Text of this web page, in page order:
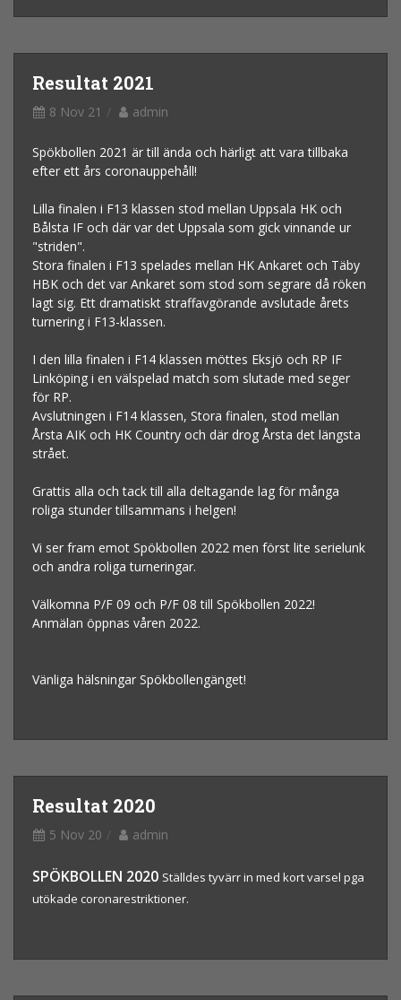
Resultat 2021
8 Nov 21 admin
Spökbollen 2021 är till ända och härligt att vara tillbaka
efter ett års coronauppehåll!
Lilla finalen i F13 klassen stod mellan Uppsala HK och
Bålsta IF och där var det Uppsala som gick vinnande ur
"striden".
Stora finalen i F13 spelades mellan HK Ankaret och Täby
HBK och det var Ankaret som stod som segrare då röken
lagt sig. Ett dramatiskt straffavgörande avslutade årets
turnering i F13-klassen.
I den lilla finalen i F14 klassen möttes Eksjö och RP IF
Linköping i en välspelad match som slutade med seger
för RP.
Avslutningen i F14 klassen, Stora finalen, stod mellan
Årsta AIK och HK Country och där drog Årsta det längsta
strået.
Grattis alla och tack till alla deltagande lag för många
roliga stunder tillsammans i helgen!
Vi ser fram emot Spökbollen 2022 men först lite serielunk
och andra roliga turneringar.
Välkomna P/F 09 och P/F 08 till Spökbollen 2022!
Anmälan öppnas våren 2022.
Vänliga hälsningar Spökbollengänget!
Resultat 2020
5 Nov 20 admin
SPÖKBOLLEN 2020 Ställdes tyvärr in med kort varsel pga
utökade coronarestriktioner.